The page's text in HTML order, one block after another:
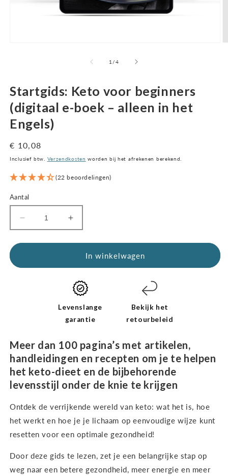
venster
1 /van
4
Startgids: Keto voor beginners
(digitaal e-boek – alleen in het
Engels)
Normale
prijs
€ 10,08
Inclusief btw. Verzendkosten worden bij het afrekenen berekend.
(22 beoordelingen)
Aantal
Aantal
verminderen
voor
alleen
in
het
Engels)
Aantal
exemplaren
van
Keto
voor
beginners
(digitaal
book
–
alleen
in
het
verhogen
In winkelwagen
Levenslange
garantie
Bekijk het
retourbeleid
Meer dan 100 pagina’s met artikelen,
handleidingen en recepten om je te helpen
het keto-dieet en de bijbehorende
levensstijl onder de knie te krijgen
Ontdek de verrijkende wereld van keto: wat het is, hoe
het werkt en hoe je je lichaam op eenvoudige wijze kunt
resetten voor een optimale gezondheid!
Door deze gids te lezen, zet je een belangrijke stap op
weg naar een betere gezondheid, meer energie en meer